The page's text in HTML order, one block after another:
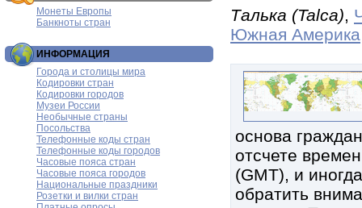
Монеты Европы
Банкноты стран
ИНФОРМАЦИЯ
Города и столицы мира
Кодировки стран
Кодировки городов
Музеи России
Необычные страны
Посольства
Телефонные коды стран
Телефонные коды городов
Часовые пояса стран
Часовые пояса городов
Национальные праздники
Розетки и вилки стран
Талька (Talca),
Южная Америка
основа
отсчете
(GMT), и
обратить